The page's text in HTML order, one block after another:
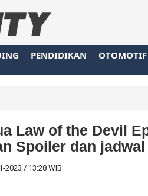
PENDIDIKAN OTOMOTIF
Law of the Devil
Spoiler dan
2023 / 13:28 WIB